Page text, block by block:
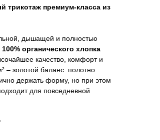
трикотаж премиум-класса из
дышащей и полностью
100% органического хлопка
качество, комфорт и
– золотой баланс: полотно
держать форму, но при этом
для повседневной